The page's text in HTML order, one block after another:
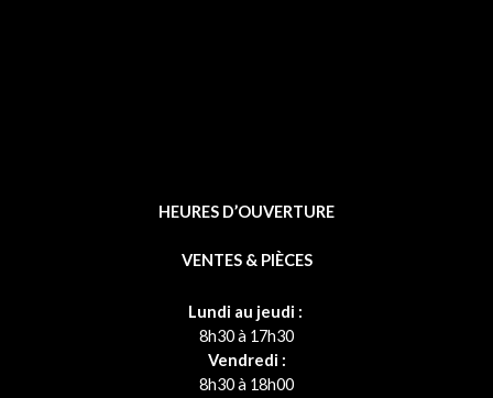
HEURES D’OUVERTURE
VENTES & PIÈCES
Lundi au jeudi :
8h30 à 17h30
Vendredi :
8h30 à 18h00